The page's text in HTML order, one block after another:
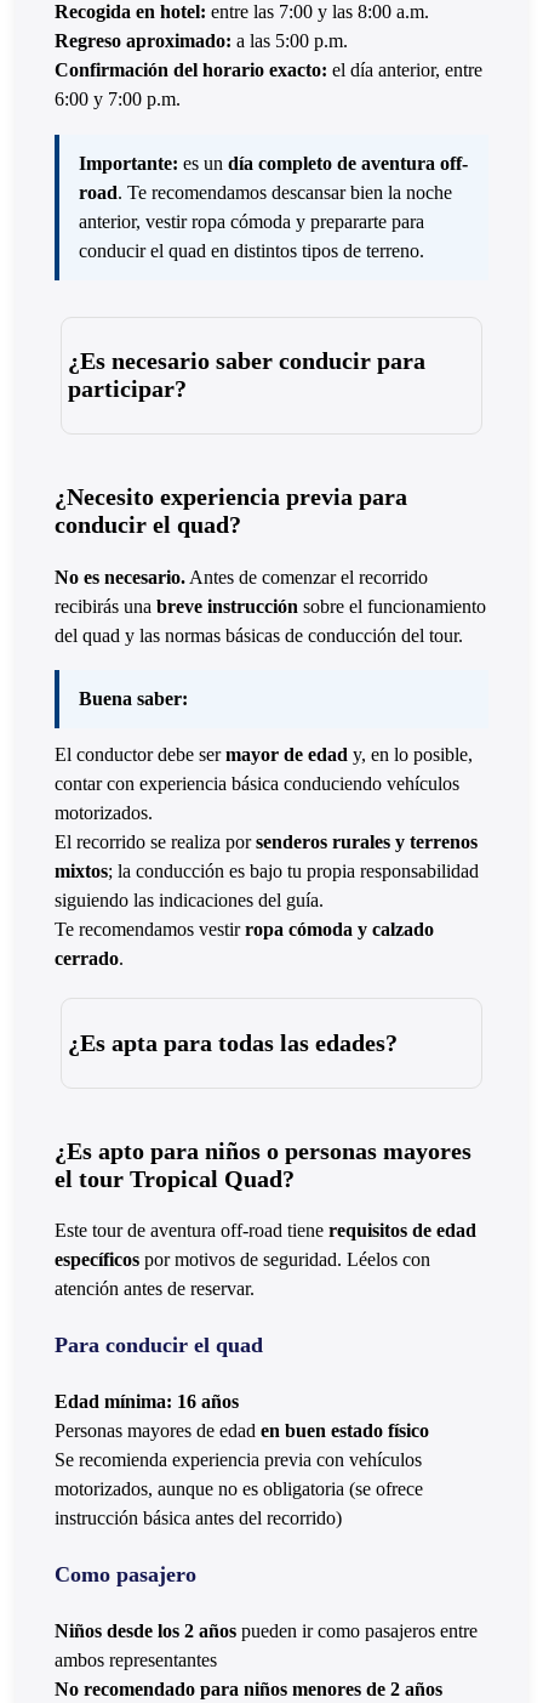
Recogida en hotel: entre las 7:00 y las 8:00 a.m.
Regreso aproximado: a las 5:00 p.m.
Confirmación del horario exacto: el día anterior, entre
6:00 y 7:00 p.m.
Importante: es un día completo de aventura off-
road. Te recomendamos descansar bien la noche
anterior, vestir ropa cómoda y prepararte para
conducir el quad en distintos tipos de terreno.
¿Es necesario saber conducir para
participar?
¿Necesito experiencia previa para
conducir el quad?
No es necesario.Antes de comenzar el recorrido
recibirás una breve instrucción sobre el funcionamiento
del quad y las normas básicas de conducción del tour.
Buena saber:
El conductor debe sermayor de edad y, en lo posible,
contar con experiencia básica conduciendo vehículos
motorizados.
El recorrido se realiza porsenderos rurales y terrenos
mixtos; la conducción es bajo tu propia responsabilidad
siguiendo las indicaciones del guía.
Te recomendamos vestirropa cómoda y calzado
cerrado.
¿Es apta para todas las edades?
¿Es apto para niños o personas mayores
el tour Tropical Quad?
Este tour de aventura off-road tiene requisitos de edad
específicos por motivos de seguridad. Léelos con
atención antes de reservar.
Para conducir el quad
Edad mínima: 16 años
Personas mayores de edad en buen estado físico
Se recomienda experiencia previa con vehículos
motorizados, aunque no es obligatoria (se ofrece
instrucción básica antes del recorrido)
Como pasajero
Niños desde los 2 años pueden ir como pasajeros entre
ambos representantes
No recomendado para niños menores de 2 años